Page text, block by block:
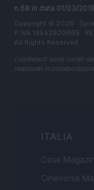
n.68 in data 01/03/2018
Copyright © 2026 ·
P.IVA 13542920965 ·
All Rights Reserved
I contenuti sono curati
realizzati in
ITALIA
Casa
Cineverse